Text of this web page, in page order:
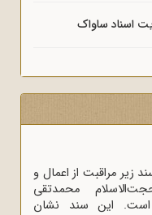
اسناد ساواک
زیر مراقبت از اعمال و
محمدتقی
است. این سند نشان